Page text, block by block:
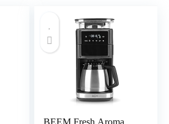
BEEM Fresh Aroma